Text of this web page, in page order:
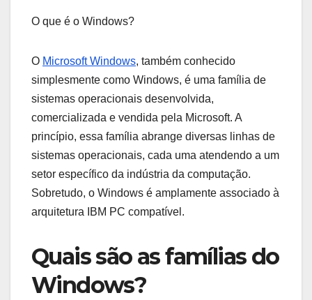
O que é o Windows?
O Microsoft Windows, também conhecido
simplesmente como Windows, é uma família de
sistemas operacionais desenvolvida,
comercializada e vendida pela Microsoft. A
princípio, essa família abrange diversas linhas de
sistemas operacionais, cada uma atendendo a um
setor específico da indústria da computação.
Sobretudo, o Windows é amplamente associado à
arquitetura IBM PC compatível.
Quais são as famílias do
Windows?